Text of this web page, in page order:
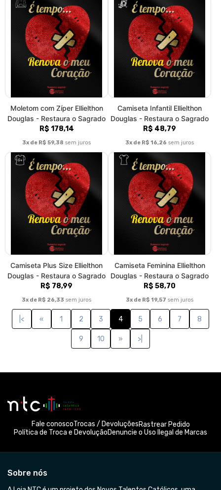
Moletom com Zíper Ellielthon
Douglas - Restaura o Sagrado
R$ 178,14
3x de R$ 59,38 sem juros
Camiseta Infantil Ellielthon
Douglas - Restaura o Sagrado
R$ 48,79
3x de R$ 16,26 sem juros
Camiseta Plus Size Ellielthon
Douglas - Restaura o Sagrado
R$ 78,99
3x de R$ 26,33 sem juros
Camiseta Feminina Ellielthon
Douglas - Restaura o Sagrado
R$ 58,70
3x de R$ 19,57 sem juros
|< « 1 2 3 4 5 6 7 8
9 10 » >|
Fale conoscoTrocas / DevoluçõesRastrear Pedido
Política de Troca e DevoluçãoDenuncie o Uso Ilegal de Marcas
Sobre nós